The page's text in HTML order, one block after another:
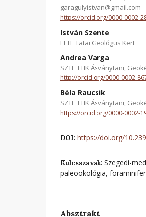
garagulyistvan@gmail.com
https://orcid.org/0000-0002-
István Szente
ELTE Tatai Geológus Kert
Andrea Varga
SZTE TTIK Ásványtani,
http://orcid.org/0000-0002-
Béla Raucsik
SZTE TTIK Ásványtani,
https://orcid.org/0000-0002-
DOI: https://doi.org/
Kulcsszavak: Szegedi-
paleoökológia,
Absztrakt